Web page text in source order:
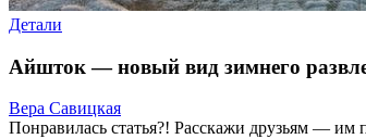
Детали
Айшток — новый вид зимнего
Вера Савицкая
Понравилась статья?! Расскажи друзьям — им